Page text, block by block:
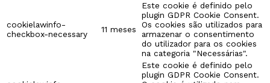
cookielawinfo-
checkbox-necessary
11 meses
Este cookie é definido pelo
plugin GDPR Cookie Consent.
Os cookies são utilizados para
armazenar o consentimento
do utilizador para os cookies
na categoria "Necessárias".
Este cookie é definido pelo
plugin GDPR Cookie Consent.